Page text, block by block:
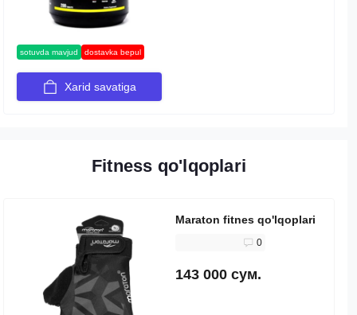
sotuvda mavjud dostavka bepul
Xarid savatiga
Fitness qo'lqoplari
Maraton fitnes qo'lqoplari
0
143 000 сум.